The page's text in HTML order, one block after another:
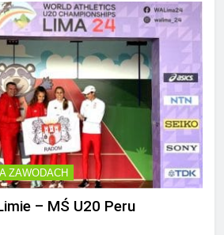
ZAWODACH
– MŚ U20 Peru